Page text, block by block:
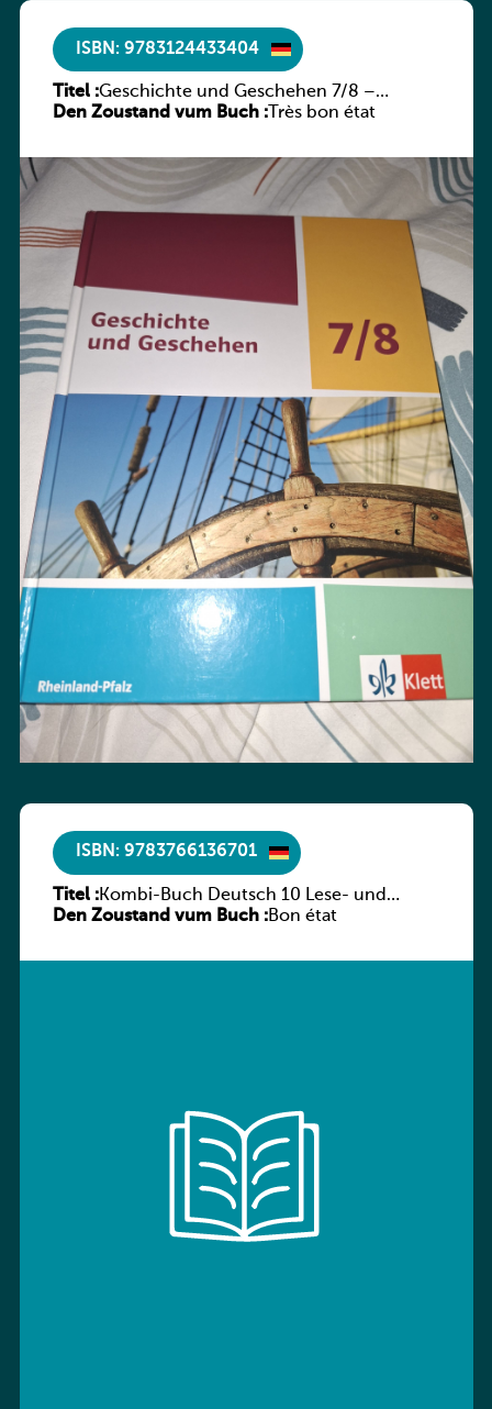
ISBN: 9783124433404
Titel :Geschichte und Geschehen 7/8 –
Rheinland-Pfalz
Den Zoustand vum Buch :Très bon état
ISBN: 9783766136701
Titel :Kombi-Buch Deutsch 10 Lese- und
Sprachbuch
Den Zoustand vum Buch :Bon état